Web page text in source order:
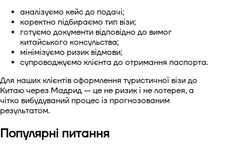
аналізуємо кейс до подачі;
коректно підбираємо тип візи;
готуємо документи відповідно до вимог
китайського консульства;
мінімізуємо ризик відмови;
супроводжуємо клієнта до отримання паспорта.
Для наших клієнтів оформлення туристичної візи до
Китаю через Мадрид — це не ризик і не лотерея, а
чітко вибудуваний процес із прогнозованим
результатом.
Популярні питання